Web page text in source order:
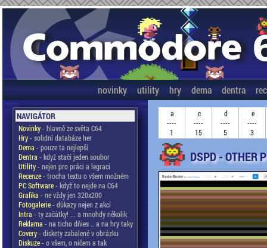
novinky utility hry dema dentra
NAVIGÁTOR
Novinky- hlavně ze světa C64
Hry- solidní databáze her
Dema - pouze ta nejlepší
Dentra - když stačí jeden soubor
Utility- nejen pro práci a legraci
Recenze- trocha textu o všem možném
PC Software- když to nejde na C64
Grafika - ne vždy jen 320x200
Fotogalerie- důkazy nejen z akcí
Intra - ty začátky! ... a mnohdy několik
Reklama - na ticho dňies .. a na hry taky
Covery- diskety zabalené v obrázku
Diskuze- o všem, o ničem a tak
a
----
1
c
----
15
d
----
5
e
----
3
DSPD - OTHER